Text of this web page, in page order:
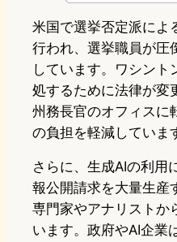
o
d
o
n
米国で選挙否定派によ
行われ、選挙職員が圧
しています。ワシント
処するために法律が変
州務長官のオフィスに
の負担を軽減していま
さらに、生成AIの利用
報公開請求を大量生産
専門家やアナリストか
います。政府やAI企業